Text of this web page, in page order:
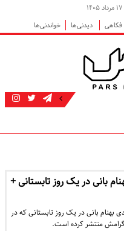
فکاهی دیدنی‌ها خواندنی‌ها
بانی در یک روز تابستانی +
بانی در یک روز تابستانی که در
منتشر کرده است.